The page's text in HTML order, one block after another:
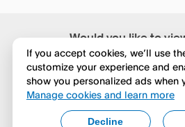
Would you like to
in English?
No, continua a
Yes, change to
If you accept cookies, we’ll use
customize your experience and
show you personalized ads when
Manage cookies and learn more
Decline